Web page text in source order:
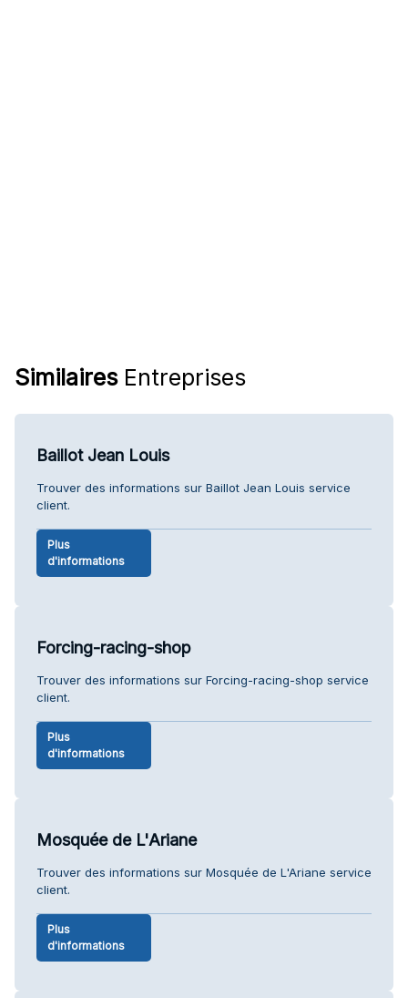
SimilairesEntreprises
Baillot Jean Louis
Trouver des informations sur Baillot Jean Louis service
client.
Plus
d'informations
Forcing-racing-shop
Trouver des informations sur Forcing-racing-shop service
client.
Plus
d'informations
Mosquée de L'Ariane
Trouver des informations sur Mosquée de L'Ariane service
client.
Plus
d'informations